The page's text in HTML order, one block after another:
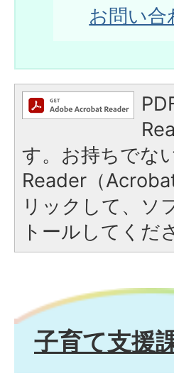
お問い
す。お持ちでな
Reader（
リックして、ソ
トールしてくだ
子育て支援